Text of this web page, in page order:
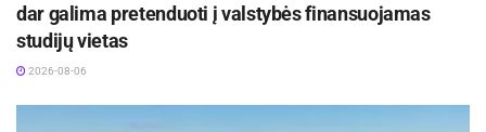
dar galima pretenduoti į valstybės finansuojamas
studijų vietas
2026-08-06